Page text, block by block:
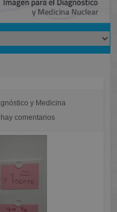
y Medicina
hay comentarios